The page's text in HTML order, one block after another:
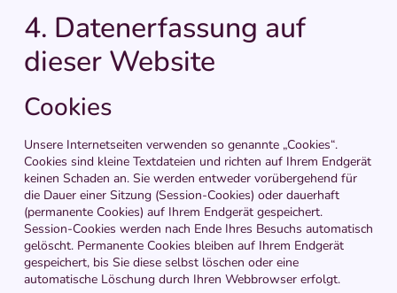
4. Datenerfassung auf
dieser Website
Cookies
Unsere Internetseiten verwenden so genannte „Cookies“.
Cookies sind kleine Textdateien und richten auf Ihrem Endgerät
keinen Schaden an. Sie werden entweder vorübergehend für
die Dauer einer Sitzung (Session-Cookies) oder dauerhaft
(permanente Cookies) auf Ihrem Endgerät gespeichert.
Session-Cookies werden nach Ende Ihres Besuchs automatisch
gelöscht. Permanente Cookies bleiben auf Ihrem Endgerät
gespeichert, bis Sie diese selbst löschen oder eine
automatische Löschung durch Ihren Webbrowser erfolgt.